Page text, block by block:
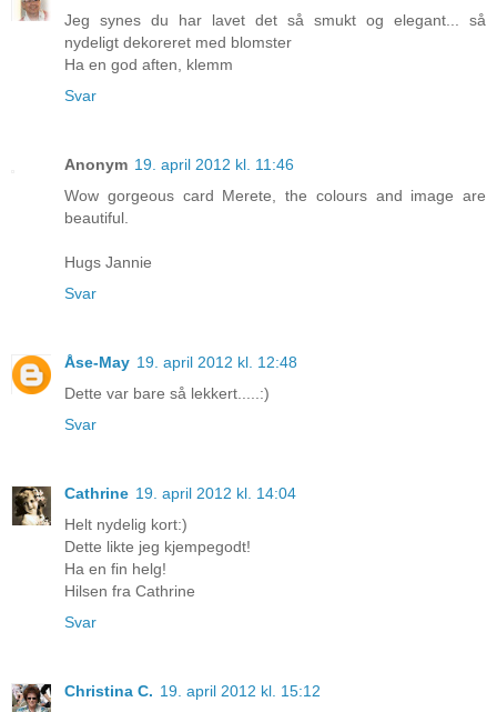
Jeg synes du har lavet det så smukt og elegant... så
nydeligt dekoreret med blomster
Ha en god aften, klemm
Svar
Anonym 19. april 2012 kl. 11:46
Wow gorgeous card Merete, the colours and image are
beautiful.
Hugs Jannie
Svar
Åse-May 19. april 2012 kl. 12:48
Dette var bare så lekkert.....:)
Svar
Cathrine 19. april 2012 kl. 14:04
Helt nydelig kort:)
Dette likte jeg kjempegodt!
Ha en fin helg!
Hilsen fra Cathrine
Svar
Christina C. 19. april 2012 kl. 15:12